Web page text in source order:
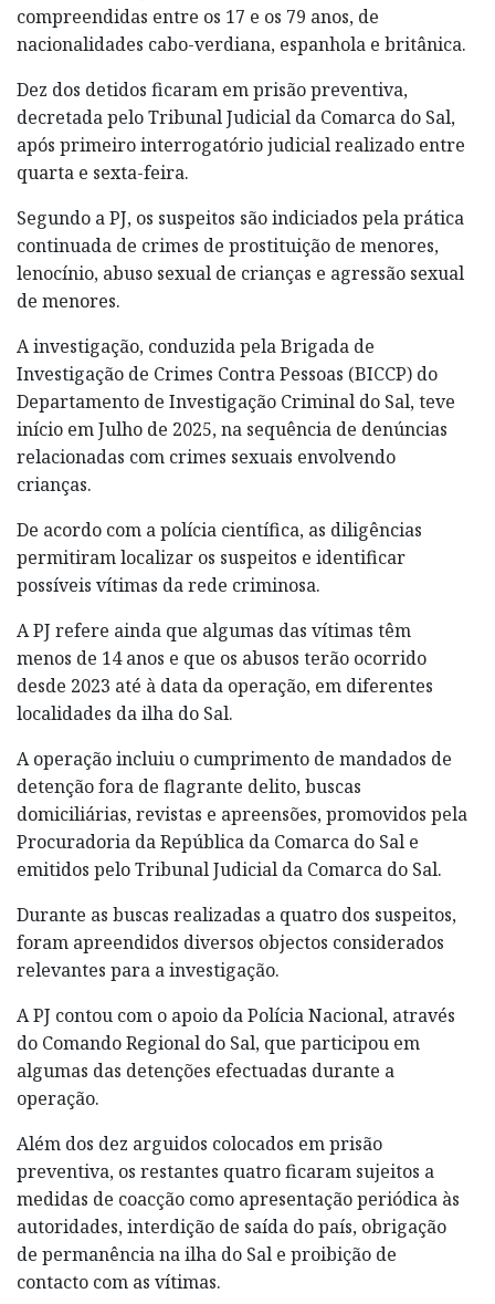
compreendidas entre os 17 e os 79 anos, de
nacionalidades cabo-verdiana, espanhola e britânica.
Dez dos detidos ficaram em prisão preventiva,
decretada pelo Tribunal Judicial da Comarca do Sal,
após primeiro interrogatório judicial realizado entre
quarta e sexta-feira.
Segundo a PJ, os suspeitos são indiciados pela prática
continuada de crimes de prostituição de menores,
lenocínio, abuso sexual de crianças e agressão sexual
de menores.
A investigação, conduzida pela Brigada de
Investigação de Crimes Contra Pessoas (BICCP) do
Departamento de Investigação Criminal do Sal, teve
início em Julho de 2025, na sequência de denúncias
relacionadas com crimes sexuais envolvendo
crianças.
De acordo com a polícia científica, as diligências
permitiram localizar os suspeitos e identificar
possíveis vítimas da rede criminosa.
A PJ refere ainda que algumas das vítimas têm
menos de 14 anos e que os abusos terão ocorrido
desde 2023 até à data da operação, em diferentes
localidades da ilha do Sal.
A operação incluiu o cumprimento de mandados de
detenção fora de flagrante delito, buscas
domiciliárias, revistas e apreensões, promovidos pela
Procuradoria da República da Comarca do Sal e
emitidos pelo Tribunal Judicial da Comarca do Sal.
Durante as buscas realizadas a quatro dos suspeitos,
foram apreendidos diversos objectos considerados
relevantes para a investigação.
A PJ contou com o apoio da Polícia Nacional, através
do Comando Regional do Sal, que participou em
algumas das detenções efectuadas durante a
operação.
Além dos dez arguidos colocados em prisão
preventiva, os restantes quatro ficaram sujeitos a
medidas de coacção como apresentação periódica às
autoridades, interdição de saída do país, obrigação
de permanência na ilha do Sal e proibição de
contacto com as vítimas.